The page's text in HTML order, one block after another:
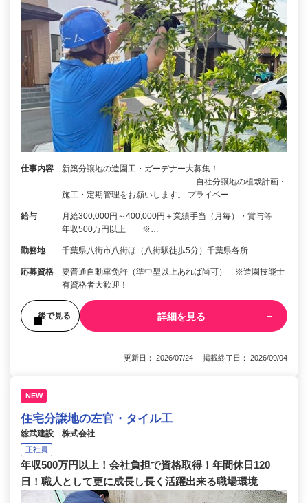
仕事内容
新築分譲地の造園工・ガーデナー大募集！
自社分譲地の植栽計画・
施工・定期管理をお願いします。 プライベー…
給与
月給300,000円～400,000円＋業績手当（月毎）・賞与等
年収500万円以上 ※…
勤務地 千葉県八街市八街ほ（八街駅徒歩5分）千葉県各所
応募資格
要普通自動車免許（準中型以上あれば尚可） ※造園技能士
有資格者大歓迎！
後で見る 詳細を見る
更新日： 2026/07/24 掲載終了日： 2026/09/04
NEW
住宅分譲地の左官・タイル工
総武建設 株式会社
正社員
年収500万円以上！会社負担で資格取得！年間休日120
日！職人として更に成長し長く活躍出来る職場環境